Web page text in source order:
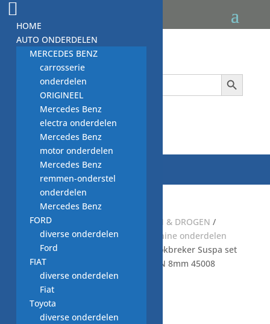
Zoek
naar:
Zoekknop
Start/ WASSEN & DROGEN /
WASMACHINE/NIEUWE wasmachine onderdelen
NWM/schokbrekers NWM
/ schokbreker Suspa set
van 2 stuks, 8mm Miele ANS 120N 8mm 45008
HOME
AUTO ONDERDELEN
MERCEDES BENZ
carrosserie
onderdelen
ORIGINEEL
Mercedes Benz
electra onderdelen
Mercedes Benz
motor onderdelen
Mercedes Benz
remmen-onderstel
onderdelen
Mercedes Benz
FORD
diverse onderdelen
Ford
FIAT
diverse onderdelen
Fiat
Toyota
diverse onderdelen